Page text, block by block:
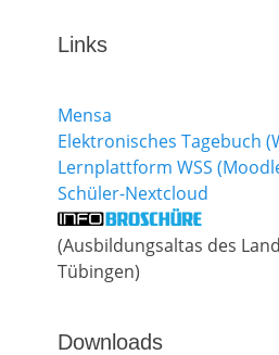
Links
Mensa
Elektronisches Tagebuch
Lernplattform WSS
Schüler-Nextcloud
(Ausbildungsaltas des
Tübingen)
Downloads